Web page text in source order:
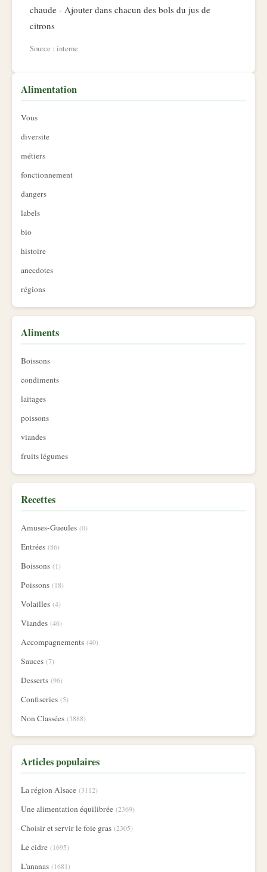
chaude - Ajouter dans chacun des bols du jus de
citrons
Source : interne
Alimentation
Vous
diversite
métiers
fonctionnement
dangers
labels
bio
histoire
anecdotes
régions
Aliments
Boissons
condiments
laitages
poissons
viandes
fruits légumes
Recettes
Amuses-Gueules (0)
Entrées (86)
Boissons (1)
Poissons (18)
Volailles (4)
Viandes (46)
Accompagnements (40)
Sauces (7)
Desserts (96)
Confiseries (5)
Non Classées (3888)
Articles populaires
La région Alsace (3112)
Une alimentation équilibrée (2369)
Choisir et servir le foie gras (2305)
Le cidre (1695)
L'ananas (1681)